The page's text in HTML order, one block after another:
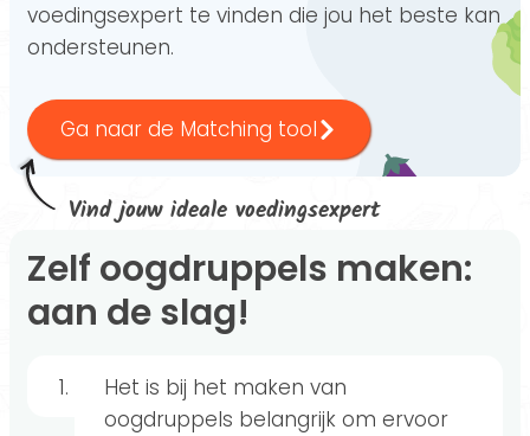
voedingsexpert te vinden die jou het beste kan
ondersteunen.
Ga naar de Matching tool
Vind jouw ideale voedingsexpert
Zelf oogdruppels maken:
aan de slag!
Het is bij het maken van
oogdruppels belangrijk om ervoor